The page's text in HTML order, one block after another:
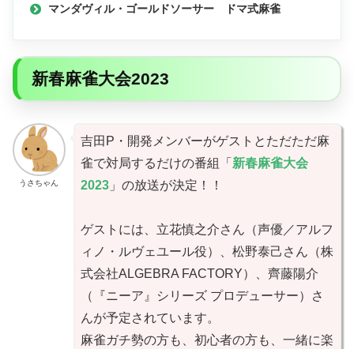
マンダヴィル・ゴールドソーサー ドマ式麻雀
新春麻雀大会2023
うさちゃん
吉田P・開発メンバーがゲストとただただ麻
雀で対局するだけの番組「 新春麻雀大会
2023」の放送が決定！！
ゲストには、立花慎之介さん（声優／アルフ
ィノ・ルヴェユール役）、松野泰己さん（株
式会社ALGEBRA FACTORY）、齊藤陽介
（『ニーア』シリーズ プロデューサー）さ
んが予定されています。
麻雀ガチ勢の方も、初心者の方も、一緒に楽